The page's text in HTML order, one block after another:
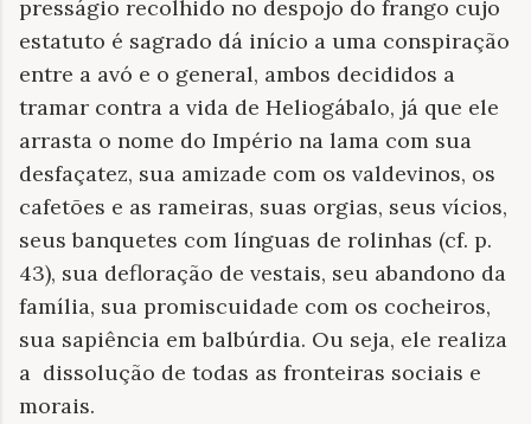
presságio recolhido no despojo do frango cujo
estatuto é sagrado dá início a uma conspiração
entre a avó e o general, ambos decididos a
tramar contra a vida de Heliogábalo, já que ele
arrasta o nome do Império na lama com sua
desfaçatez, sua amizade com os valdevinos, os
cafetões e as rameiras, suas orgias, seus vícios,
seus banquetes com línguas de rolinhas (cf. p.
43), sua defloração de vestais, seu abandono da
família, sua promiscuidade com os cocheiros,
sua sapiência em balbúrdia. Ou seja, ele realiza
a dissolução de todas as fronteiras sociais e
morais.